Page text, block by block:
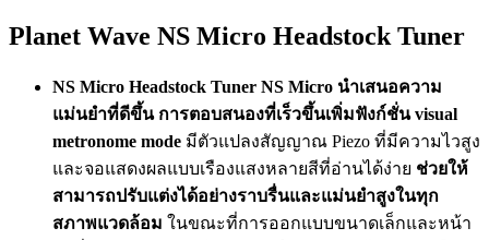
Planet Wave NS Micro Headstock Tuner
NS Micro Headstock Tuner NS Micro นำเสนอความ
แม่นยำที่ดีขึ้น การตอบสนองที่เร็วขึ้นเพิ่มฟังก์ชั่น visual
metronome mode มีตัวแปลงสัญญาณ Piezo ที่มีความไวสูง
และจอแสดงผลแบบเรืองแสงหลายสีที่อ่านได้ง่าย ช่วยให้
สามารถปรับแต่งได้อย่างราบรื่นและแม่นยำสูงในทุก
สภาพแวดล้อม ในขณะที่การออกแบบขนาดเล็กและหน้า